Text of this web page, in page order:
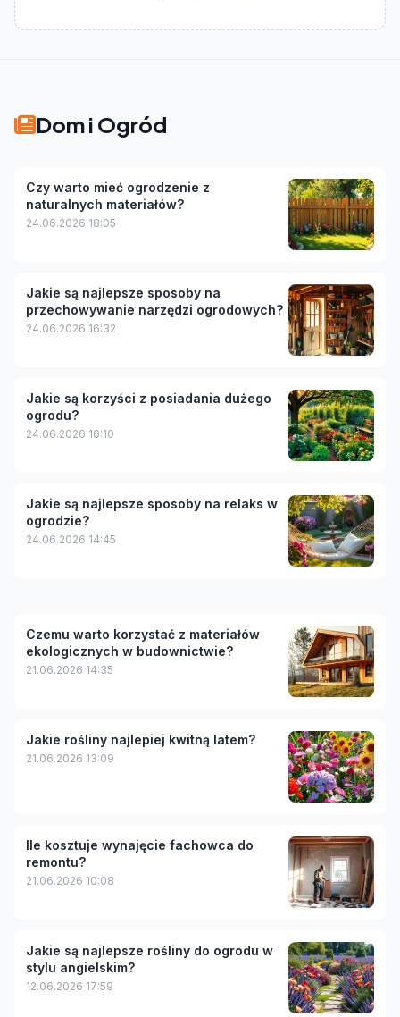
Dom i Ogród
Czy warto mieć ogrodzenie z
naturalnych materiałów?
24.06.2026 18:05
Jakie są najlepsze sposoby na
przechowywanie narzędzi ogrodowych?
24.06.2026 16:32
Jakie są korzyści z posiadania dużego
ogrodu?
24.06.2026 16:10
Jakie są najlepsze sposoby na relaks w
ogrodzie?
24.06.2026 14:45
Czemu warto korzystać z materiałów
ekologicznych w budownictwie?
21.06.2026 14:35
Jakie rośliny najlepiej kwitną latem?
21.06.2026 13:09
Ile kosztuje wynajęcie fachowca do
remontu?
21.06.2026 10:08
Jakie są najlepsze rośliny do ogrodu w
stylu angielskim?
12.06.2026 17:59